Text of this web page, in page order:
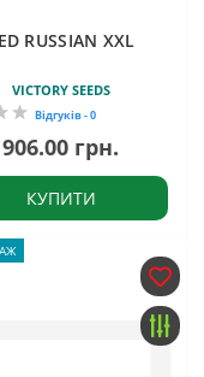
RUSSIAN XXL
VICTORY SEEDS
Відгуків - 0
906.00 грн.
КУПИТИ